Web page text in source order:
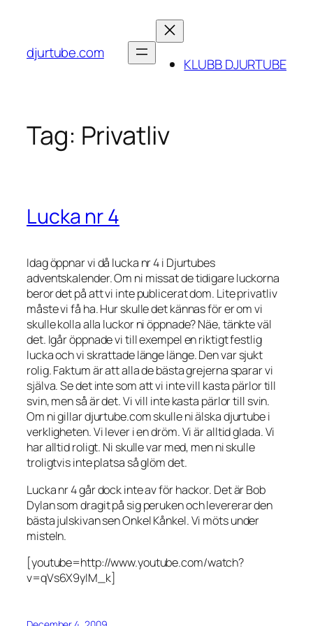
content
djurtube.com
KLUBB DJURTUBE
Tag: Privatliv
Lucka nr 4
Idag öppnar vi då lucka nr 4 i Djurtubes
adventskalender. Om ni missat de tidigare luckorna
beror det på att vi inte publicerat dom. Lite privatliv
måste vi få ha. Hur skulle det kännas för er om vi
skulle kolla alla luckor ni öppnade? Näe, tänkte väl
det. Igår öppnade vi till exempel en riktigt festlig
lucka och vi skrattade länge länge. Den var sjukt
rolig. Faktum är att alla de bästa grejerna sparar vi
själva. Se det inte som att vi inte vill kasta pärlor till
svin, men så är det. Vi vill inte kasta pärlor till svin.
Om ni gillar djurtube.com skulle ni älska djurtube i
verkligheten. Vi lever i en dröm. Vi är alltid glada. Vi
har alltid roligt. Ni skulle var med, men ni skulle
troligtvis inte platsa så glöm det.
Lucka nr 4 går dock inte av för hackor. Det är Bob
Dylan som dragit på sig peruken och levererar den
bästa julskivan sen Onkel Kånkel. Vi möts under
misteln.
[youtube=http://www.youtube.com/watch?
v=qVs6X9yIM_k]